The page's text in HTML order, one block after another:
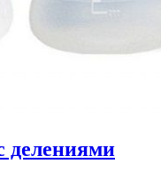
делениями